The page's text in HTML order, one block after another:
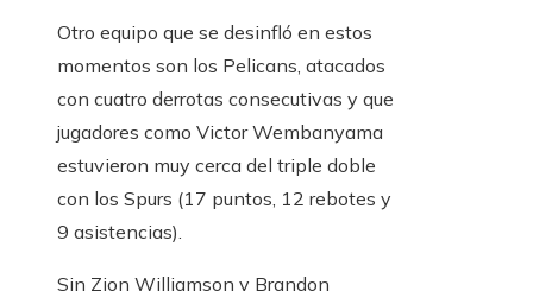
Otro equipo que se desinfló en estos
momentos son los Pelicans, atacados
con cuatro derrotas consecutivas y que
jugadores como Victor Wembanyama
estuvieron muy cerca del triple doble
con los Spurs (17 puntos, 12 rebotes y
9 asistencias).
Sin Zion Williamson y Brandon